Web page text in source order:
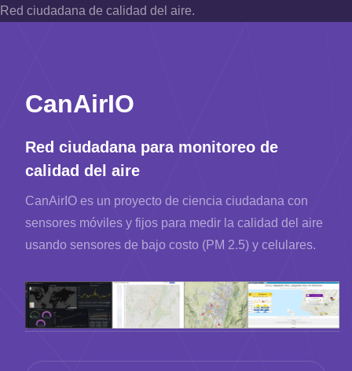
Red ciudadana de calidad del aire.
CanAirIO
Red ciudadana para monitoreo de
calidad del aire
CanAirIO es un proyecto de ciencia ciudadana con
sensores móviles y fijos para medir la calidad del aire
usando sensores de bajo costo (PM 2.5) y celulares.